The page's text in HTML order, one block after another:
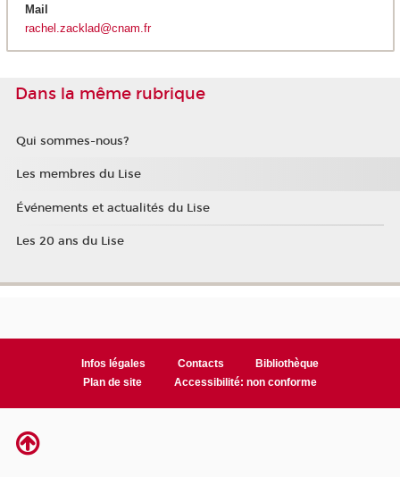
Mail
rachel.zacklad@cnam.fr
Dans la même rubrique
Qui sommes-nous?
Les membres du Lise
Événements et actualités du Lise
Les 20 ans du Lise
Infos légales Contacts
Bibliothèque
Plan de site
Accessibilité: non conforme